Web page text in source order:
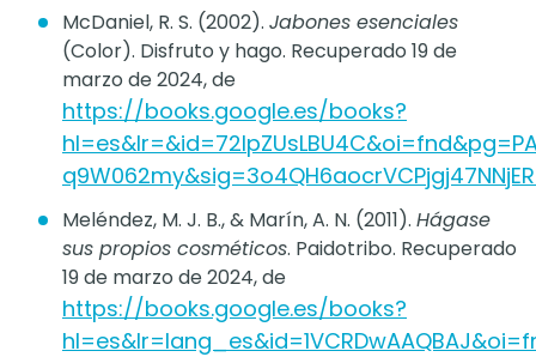
McDaniel, R. S. (2002). Jabones esenciales
(Color). Disfruto y hago. Recuperado 19 de
marzo de 2024, de
https://books.google.es/books?
Meléndez, M. J. B., & Marín, A. N. (2011). Hágase
sus propios cosméticos. Paidotribo. Recuperado
19 de marzo de 2024, de
https://books.google.es/books?